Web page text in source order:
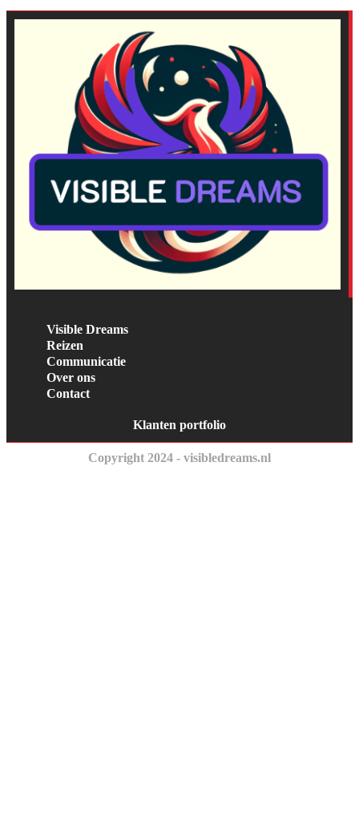
Visible Dreams
Reizen
Communicatie
Over ons
Contact
Klanten portfolio
Copyright 2024 - visibledreams.nl